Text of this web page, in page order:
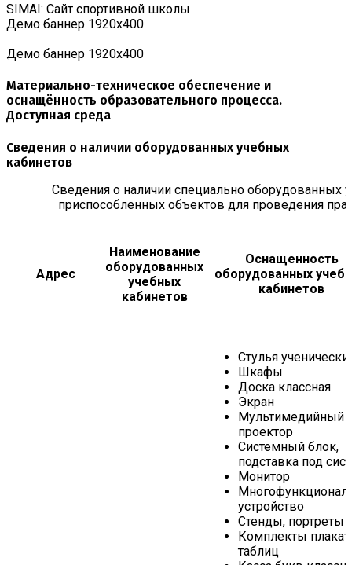
SIMAI: Сайт спортивной школы
Демо баннер 1920х400
Демо баннер 1920х400
Материально-техническое обеспечение и
оснащённость образовательного процесса.
Доступная среда
Сведения о наличии оборудованных учебных
кабинетов
Сведения о наличии специально оборудованных
приспособленных объектов для проведения
Адрес
Наименование
оборудованных
учебных
кабинетов
Оснащенность
оборудованных
кабинетов
Стулья
Шкафы
Доска классная
Экран
Мультимедийный
проектор
Системный блок,
подставка под
Монитор
устройство
Стенды, портреты
Комплекты
таблиц